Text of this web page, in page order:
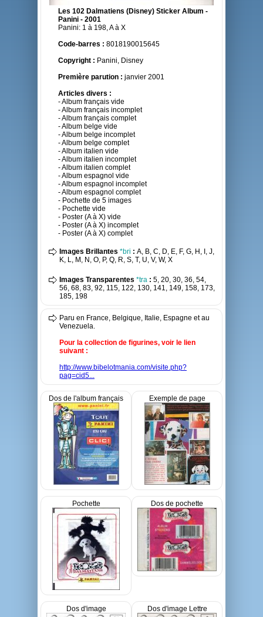
Les 102 Dalmatiens (Disney) Sticker Album -
Panini - 2001
Panini: 1 à 198, A à X
Code-barres : 8018190015645
Copyright : Panini, Disney
Première parution : janvier 2001
Articles divers :
- Album français vide
- Album français incomplet
- Album français complet
- Album belge vide
- Album belge incomplet
- Album belge complet
- Album italien vide
- Album italien incomplet
- Album italien complet
- Album espagnol vide
- Album espagnol incomplet
- Album espagnol complet
- Pochette de 5 images
- Pochette vide
- Poster (A à X) vide
- Poster (A à X) incomplet
- Poster (A à X) complet
Images Brillantes *bri : A, B, C, D, E, F, G, H, I, J,
K, L, M, N, O, P, Q, R, S, T, U, V, W, X
Images Transparentes *tra : 5, 20, 30, 36, 54,
56, 68, 83, 92, 115, 122, 130, 141, 149, 158, 173,
185, 198
Paru en France, Belgique, Italie, Espagne et au
Venezuela.
Pour la collection de figurines, voir le lien
suivant :
http://www.bibelotmania.com/visite.php?
pag=cid5...
Dos de l'album français Exemple de page
Pochette Dos de pochette
Dos d'image Dos d'image Lettre